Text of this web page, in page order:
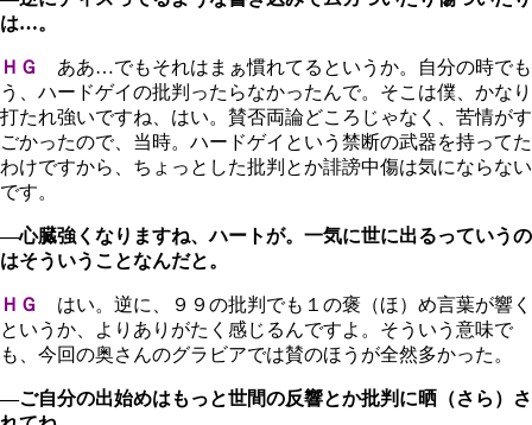
は…。
ＨＧ
ああ…でもそれはまぁ慣れてるというか。自分の時でも
う、ハードゲイの批判ったらなかったんで。そこは僕、かなり
打たれ強いですね、はい。賛否両論どころじゃなく、苦情がす
ごかったので、当時。ハードゲイという禁断の武器を持ってた
わけですから、ちょっとした批判とか誹謗中傷は気にならない
です。
―心臓強くなりますね、ハートが。一気に世に出るっていうの
はそういうことなんだと。
ＨＧ はい。逆に、９９の批判でも１の褒（ほ）め言葉が響く
というか、よりありがたく感じるんですよ。そういう意味で
も、今回の奥さんのグラビアでは賛のほうが全然多かった。
―ご自分の出始めはもっと世間の反響とか批判に晒（さら）さ